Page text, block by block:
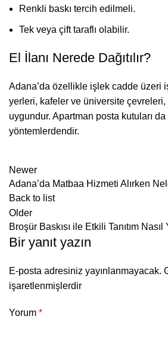
Renkli baskı tercih edilmeli.
Tek veya çift taraflı olabilir.
El İlanı Nerede Dağıtılır?
Adana’da özellikle işlek cadde üzeri
yerleri, kafeler ve üniversite çevreleri,
uygundur. Apartman posta kutuları da
yöntemlerdendir.
Newer
Adana’da Matbaa Hizmeti Alırken
Back to list
Older
Broşür Baskısı ile Etkili Tanıtım Nasıl
Bir yanıt yazın
E-posta adresiniz yayınlanmayacak.
işaretlenmişlerdir
Yorum *